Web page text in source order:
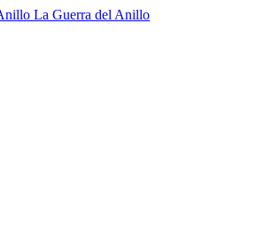
La Guerra del Anillo